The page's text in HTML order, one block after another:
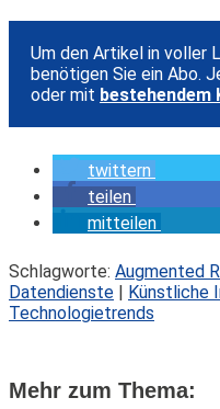
Um den Artikel in voller
benötigen Sie ein Abo.
oder mit bestehendem
twittern
teilen
mitteilen
Schlagworte: Augmented
Datendienste | Künstliche
Technologietrends
Mehr zum Thema: